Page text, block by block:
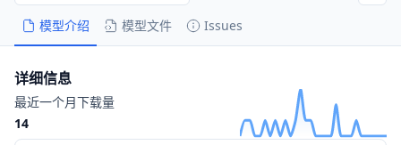
模型介绍 模型文件 Issues
详细信息
最近一个月下载量
14